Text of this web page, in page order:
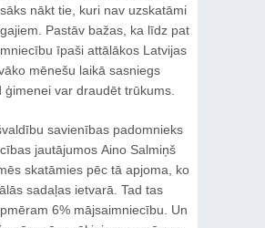
nākt tie, kuri nav uzskatāmi
Pastāv bažas, ka līdz pat
īpaši attālākos Latvijas
mēnešu laikā sasniegs
ģimenei var draudēt trūkums.
savienības padomnieks
jautājumos Aino Salmiņš
skatāmies pēc tā apjoma, ko
sadaļas ietvarā. Tad tas
6% mājsaimniecību. Un